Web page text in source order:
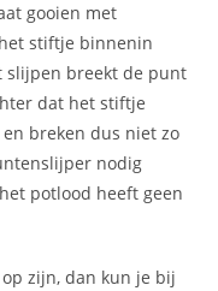
gooien met
stiftje binnenin
slijpen breekt de punt
dat het stiftje
breken dus niet zo
nodig
potlood heeft geen
zijn, dan kun je bij